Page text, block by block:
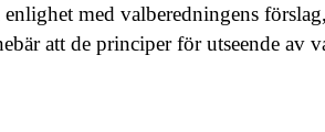
med valberedningens
att de principer för utseende av